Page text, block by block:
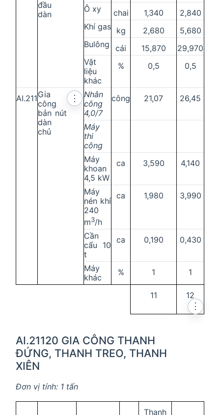
đầu
dàn
Ô xy
chai 1,340
2,840
Khí gas kg 2,680
5,680
Bulông
cái 15,870
29,970
Vật
liệu
khác
% 0,5 0,5
AI.211Gia
công
bản nút
dàn
chủ
⋮
Nhân
công
4,0/7
công 21,07 26,45
Máy
thi
công
Máy
khoan
4,5 kW
ca 3,590 4,140
Máy
nén khí
240
m3/h
ca 1,980 3,990
Cần
cẩu 10
t
ca 0,190 0,430
Máy
khác
% 1 1
11 12
AI.21120 GIA CÔNG THANH
ĐỨNG, THANH TREO, THANH
XIÊN
⋮
Đơn vị tính: 1 tấn
Thanh